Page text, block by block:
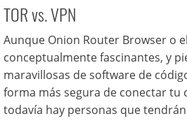
TOR vs. VPN
Aunque Onion Router Browser o el
conceptualmente fascinantes, y
maravillosas de software de
forma más segura de conectar tu
todavía hay personas que